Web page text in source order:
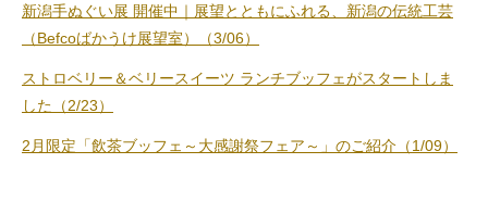
新潟手ぬぐい展 開催中｜展望とともにふれる、新潟の伝統工芸
（Befcoばかうけ展望室）（3/06）
ストロベリー＆ベリースイーツ ランチブッフェがスタートしま
した（2/23）
2月限定「飲茶ブッフェ～大感謝祭フェア～」のご紹介（1/09）